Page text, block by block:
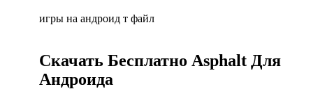
игры на андроид т файл
Скачать Бесплатно Asphalt Для
Андроида